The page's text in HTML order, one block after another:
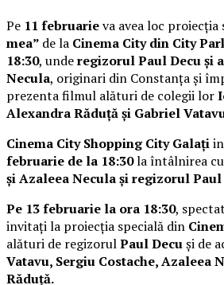
Pe 11 februarieva avea loc proiecția
mea” de la Cinema City din City
18:30, underegizorul Paul Decu și
Necula, originari din Constanța și
prezenta filmul alături de colegii lor
Alexandra Răduță și Gabriel
Cinema City Shopping City Galați
februarie de la 18:30la întâlnirea
și Azaleea Necula și regizorul Paul
Pe 13 februarie la ora 18:30,
invitați la proiecția specială din
alături de regizorulPaul Decuși de
Vatavu, Sergiu Costache, Azaleea
Răduță.